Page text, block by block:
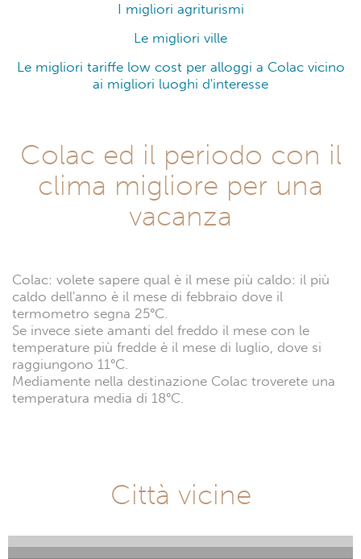
I migliori agriturismi
Le migliori ville
Le migliori tariffe low cost per alloggi a Colac vicino
ai migliori luoghi d'interesse
Colac ed il periodo con il
clima migliore per una
vacanza
Colac: volete sapere qual è il mese più caldo: il più
caldo dell'anno è il mese di febbraio dove il
termometro segna 25°C.
Se invece siete amanti del freddo il mese con le
temperature più fredde è il mese di luglio, dove si
raggiungono 11°C.
Mediamente nella destinazione Colac troverete una
temperatura media di 18°C.
Città vicine